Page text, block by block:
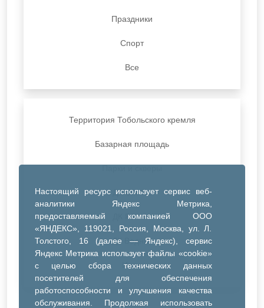
Настоящий ресурс использует сервис веб-
аналитики Яндекс Метрика,
предоставляемый компанией ООО
«ЯНДЕКС», 119021, Россия, Москва, ул. Л.
Толстого, 16 (далее — Яндекс), сервис
Яндекс Метрика использует файлы «cookie»
с целью сбора технических данных
посетителей для обеспечения
работоспособности и улучшения качества
обслуживания. Продолжая использовать
Праздники
Спорт
Все
Территория Тобольского кремля
Базарная площадь
ДК Синтез
ДК Речник
ДК Водник
Иное